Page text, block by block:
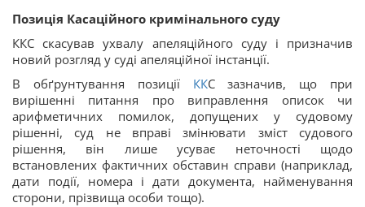
Позиція Касаційного кримінального суду
ККС скасував ухвалу апеляційного суду і призначив
новий розгляд у суді апеляційної інстанції.
В обґрунтування позиції ККС зазначив, що при
вирішенні питання про виправлення описок чи
арифметичних помилок, допущених у судовому
рішенні, суд не вправі змінювати зміст судового
рішення, він лише усуває неточності щодо
встановлених фактичних обставин справи (наприклад,
дати події, номера і дати документа, найменування
сторони, прізвища особи тощо).